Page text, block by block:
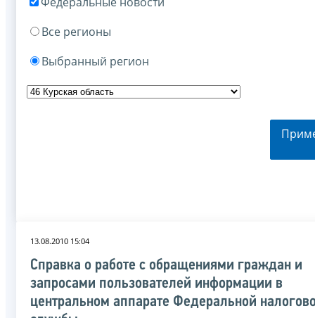
Все регионы
Выбранный регион
13.08.2010 15:04
Справка о работе с обращениями граждан и
запросами пользователей информации в
центральном аппарате Федеральной